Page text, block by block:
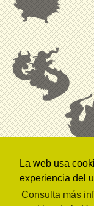
La web usa
experiencia del
Consulta más